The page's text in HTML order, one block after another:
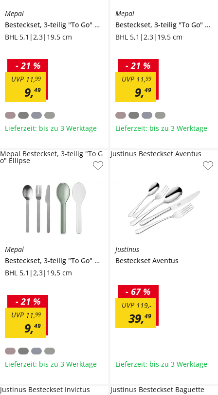
Mepal
Besteckset, 3-teilig "To Go"
Ellipse
BHL 5,1|2,3|19,5 cm
9,49
11,99
UVP
- 21 %
Lieferzeit: bis zu 3 Werktage
Mepal
Besteckset, 3-teilig "To Go"
BHL 5,1|2,3|19,5 cm
9,49
11,99
UVP
- 21 %
Lieferzeit: bis zu 3 Werktage
Mepal
Besteckset, 3-teilig "To Go"
Ellipse
BHL 5,1|2,3|19,5 cm
9,49
11,99
UVP
- 21 %
Mepal Besteckset, 3-teilig "To G
o" Ellipse
Lieferzeit: bis zu 3 Werktage
Justinus
Besteckset Aventus
39,49
119,-
UVP
- 67 %
Justinus Besteckset Aventus
Lieferzeit: bis zu 3 Werktage
Justinus Besteckset Invictus Justinus Besteckset Baguette